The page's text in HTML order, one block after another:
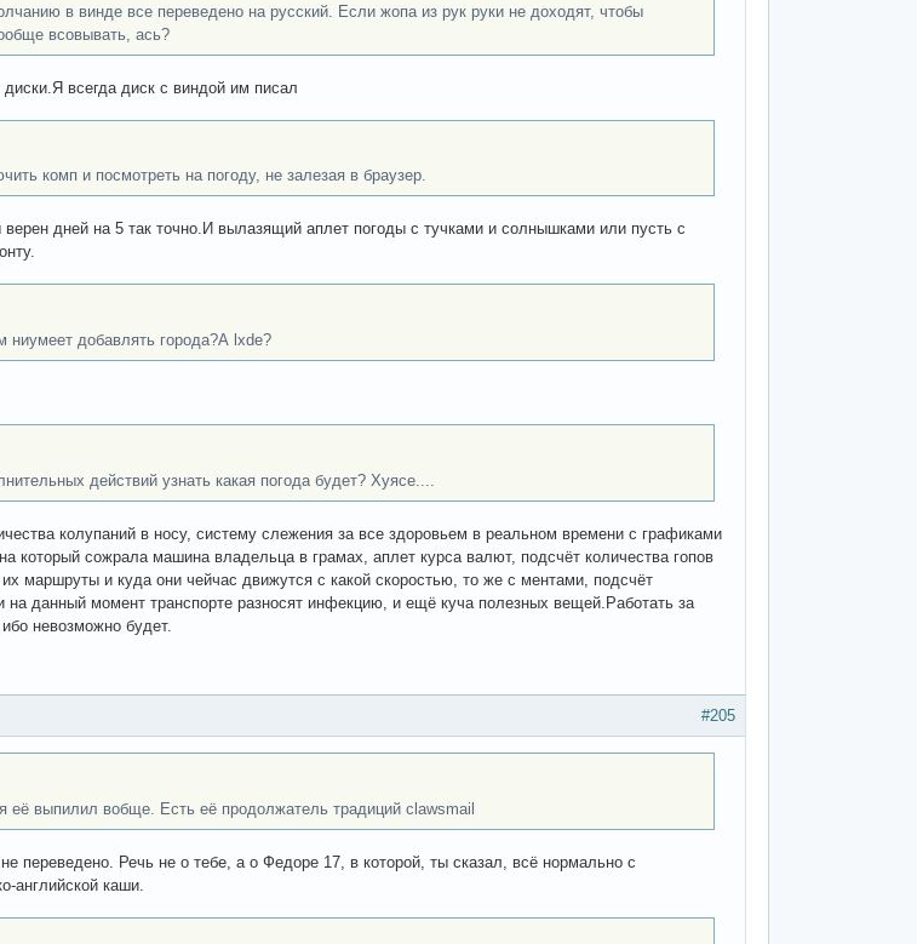
в винде все переведено на русский. Если жопа из рук руки не доходят, чтобы
всовывать, ась?
всегда диск с виндой им писал
комп и посмотреть на погоду, не залезая в браузер.
верен дней на 5 так точно.И вылазящий аплет погоды с тучками и солнышками или пусть с
ниумеет добавлять города?А lxde?
действий узнать какая погода будет? Хуясе....
колупаний в носу, систему слежения за все здоровьем в реальном времени с графиками
который сожрала машина владельца в грамах, аплет курса валют, подсчёт количества гопов
их маршруты и куда они чейчас движутся с какой скоростью, то же с ментами, подсчёт
на данный момент транспорте разносят инфекцию, и ещё куча полезных вещей.Работать за
невозможно будет.
#205
её выпилил вобще. Есть её продолжатель традиций clawsmail
переведено. Речь не о тебе, а о Федоре 17, в которой, ты сказал, всё нормально с
английской каши.